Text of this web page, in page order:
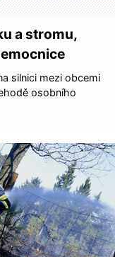
a stromu,
silnici mezi obcemi
osobního